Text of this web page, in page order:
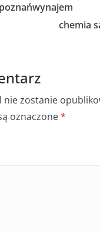
chemia
nie zostanie
oznaczone*